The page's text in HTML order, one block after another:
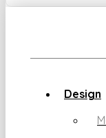
Design